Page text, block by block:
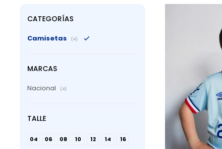
CATEGORÍAS
Camisetas (4)
MARCAS
Nacional (4)
TALLE
04 06 08 10 12 14 16